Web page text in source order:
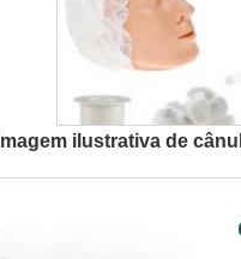
Imagem ilustrativa de